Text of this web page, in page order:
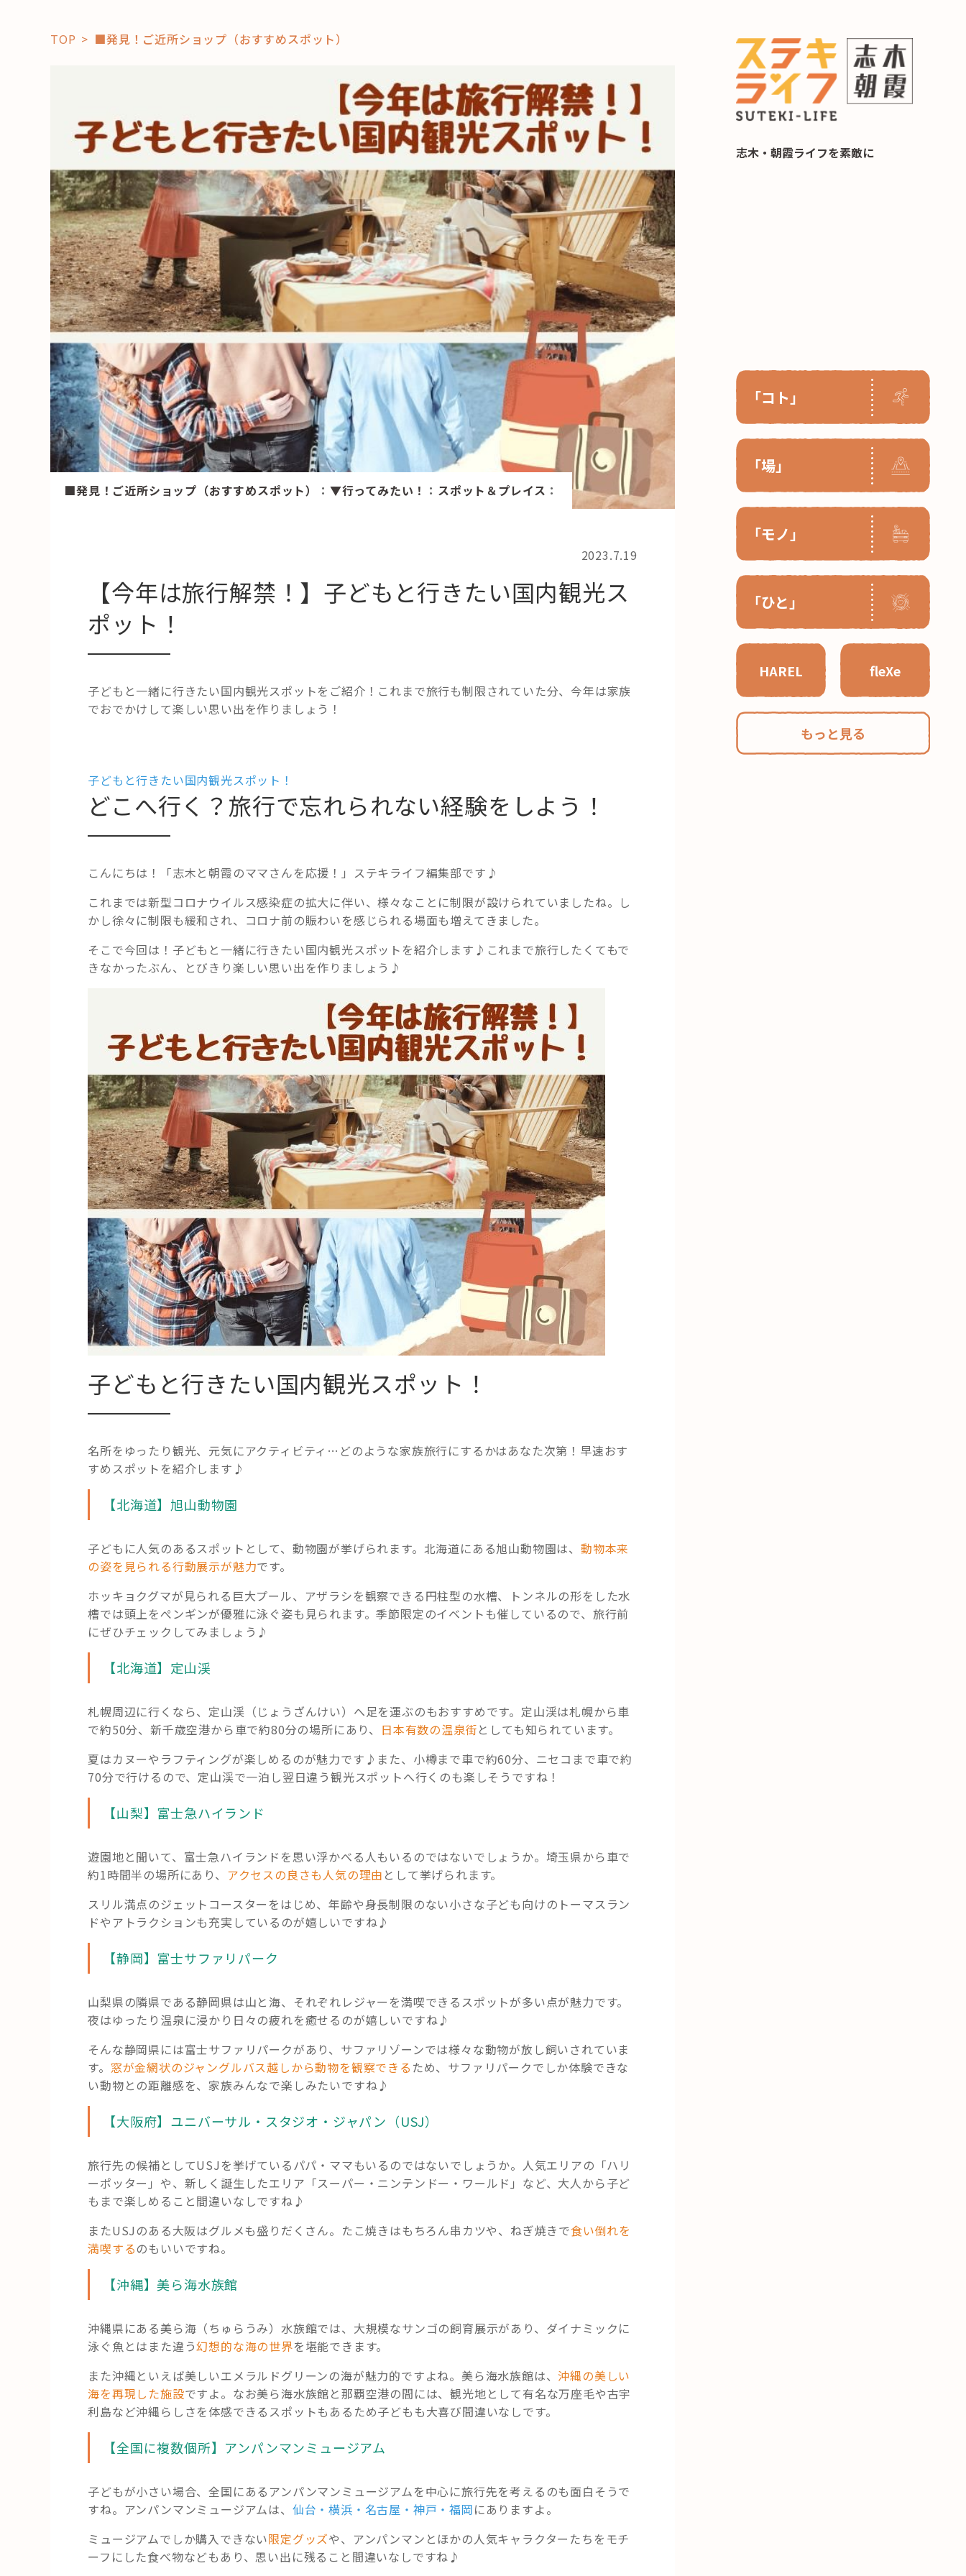
志木・朝霞ライフを素敵に
「コト」
「場」
「モノ」
「ひと」
HAREL fleXe
もっと見る
「コト」
子育て
暮らし
おすすめ
スポット
学び・教育
「場」
HAREL
HAREL
活用事例
「モノ」
fleXe リノベ事例
「ひと」
これからの暮らし 住み替え相談
記事検索
TOP ■発見！ご近所ショップ（おすすめスポット）
■発見！ご近所ショップ（おすすめスポット） ： ▼行ってみたい！ ： スポット＆プレイス ：
2023.7.19
【今年は旅行解禁！】子どもと行きたい国内観光ス
ポット！
子どもと一緒に行きたい国内観光スポットをご紹介！これまで旅行も制限されていた分、今年は家族
でおでかけして楽しい思い出を作りましょう！
子どもと行きたい国内観光スポット！
どこへ行く？旅行で忘れられない経験をしよう！
こんにちは！「志木と朝霞のママさんを応援！」ステキライフ編集部です♪
これまでは新型コロナウイルス感染症の拡大に伴い、様々なことに制限が設けられていましたね。し
かし徐々に制限も緩和され、コロナ前の賑わいを感じられる場面も増えてきました。
そこで今回は！子どもと一緒に行きたい国内観光スポットを紹介します♪これまで旅行したくてもで
きなかったぶん、とびきり楽しい思い出を作りましょう♪
子どもと行きたい国内観光スポット！
名所をゆったり観光、元気にアクティビティ…どのような家族旅行にするかはあなた次第！早速おす
すめスポットを紹介します♪
【北海道】旭山動物園
子どもに人気のあるスポットとして、動物園が挙げられます。北海道にある旭山動物園は、 動物本来
の姿を見られる行動展示が魅力です。
ホッキョクグマが見られる巨大プール、アザラシを観察できる円柱型の水槽、トンネルの形をした水
槽では頭上をぺンギンが優雅に泳ぐ姿も見られます。季節限定のイベントも催しているので、旅行前
にぜひチェックしてみましょう♪
【北海道】定山渓
札幌周辺に行くなら、定山渓（じょうざんけい）へ足を運ぶのもおすすめです。定山渓は札幌から車
で約50分、新千歳空港から車で約80分の場所にあり、 日本有数の温泉街としても知られています。
夏はカヌーやラフティングが楽しめるのが魅力です♪また、小樽まで車で約60分、ニセコまで車で約
70分で行けるので、定山渓で一泊し翌日違う観光スポットへ行くのも楽しそうですね！
【山梨】富士急ハイランド
遊園地と聞いて、富士急ハイランドを思い浮かべる人もいるのではないでしょうか。埼玉県から車で
約1時間半の場所にあり、 アクセスの良さも人気の理由 として挙げられます。
スリル満点のジェットコースターをはじめ、年齢や身長制限のない小さな子ども向けのトーマスラン
ドやアトラクションも充実しているのが嬉しいですね♪
【静岡】富士サファリパーク
山梨県の隣県である静岡県は山と海、それぞれレジャーを満喫できるスポットが多い点が魅力です。
夜はゆったり温泉に浸かり日々の疲れを癒せるのが嬉しいですね♪
そんな静岡県には富士サファリパークがあり、サファリゾーンでは様々な動物が放し飼いされていま
す。 窓が金網状のジャングルバス越しから動物を観察できる ため、サファリパークでしか体験できな
い動物との距離感を、家族みんなで楽しみたいですね♪
【大阪府】ユニバーサル・スタジオ・ジャパン（USJ）
旅行先の候補としてUSJを挙げているパパ・ママもいるのではないでしょうか。人気エリアの「ハリ
ーポッター」や、新しく誕生したエリア「スーパー・ニンテンドー・ワールド」など、大人から子ど
もまで楽しめること間違いなしですね♪
またUSJのある大阪はグルメも盛りだくさん。たこ焼きはもちろん串カツや、ねぎ焼きで食い倒れを
満喫するのもいいですね。
【沖縄】美ら海水族館
沖縄県にある美ら海（ちゅらうみ）水族館では、大規模なサンゴの飼育展示があり、ダイナミックに
泳ぐ魚とはまた違う幻想的な海の世界を堪能できます。
また沖縄といえば美しいエメラルドグリーンの海が魅力的ですよね。美ら海水族館は、沖縄の美しい
海を再現した施設ですよ。なお美ら海水族館と那覇空港の間には、観光地として有名な万座毛や古宇
利島など沖縄らしさを体感できるスポットもあるため子どもも大喜び間違いなしです。
【全国に複数個所】アンパンマンミュージアム
子どもが小さい場合、全国にあるアンパンマンミュージアムを中心に旅行先を考えるのも面白そうで
すね。アンパンマンミュージアムは、 仙台・横浜・名古屋・神戸・福岡にありますよ。
ミュージアムでしか購入できない限定グッズや、アンパンマンとほかの人気キャラクターたちをモチ
ーフにした食べ物などもあり、思い出に残ること間違いなしですね♪